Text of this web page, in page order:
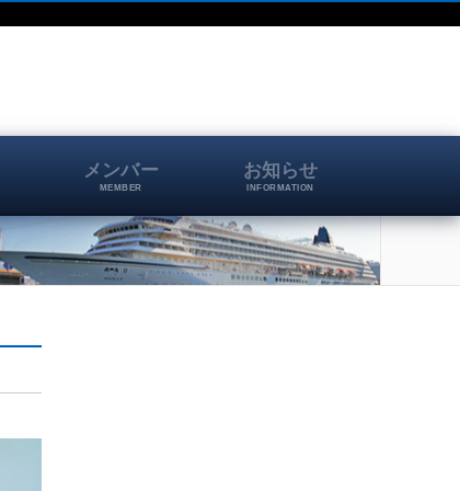
メンバー
MEMBER
お知らせ
INFORMATION